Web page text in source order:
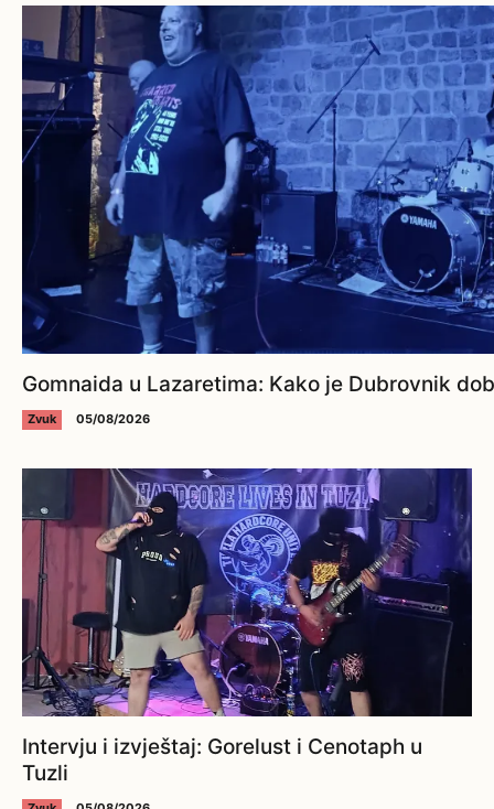
Gomnaida u Lazaretima: Kako je Dubrovnik
Zvuk 05/08/2026
Intervju i izvještaj: Gorelust i Cenotaph u
Tuzli